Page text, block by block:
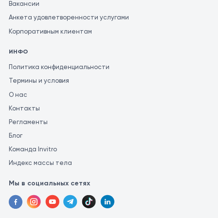
могут использовать различные методы и единицы измерения
для проведения аналогичных исследований.
Вакансии
Анкета удовлетворенности услугами
Корпоративным клиентам
ИНФО
Политика конфиденциальности
Термины и условия
О нас
Контакты
Регламенты
Блог
Команда Invitro
Индекс массы тела
Мы в социальных сетях